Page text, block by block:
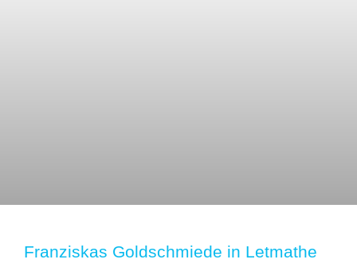
Franziskas Goldschmiede in Letmathe